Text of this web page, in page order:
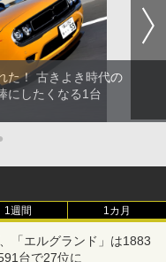
た！ 古きよき時代の
にしたくなる1台
1週間 1カ月
「エルグランド」は1883
台で27位に